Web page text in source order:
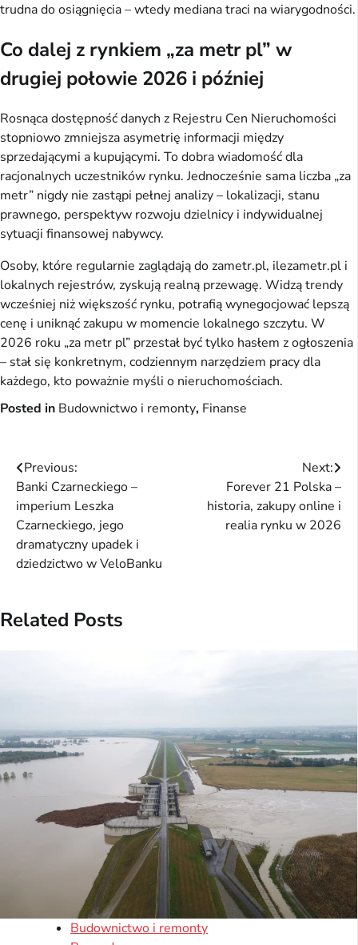
trudna do osiągnięcia – wtedy mediana traci na wiarygodności.
Co dalej z rynkiem „za metr pl” w
drugiej połowie 2026 i później
Rosnąca dostępność danych z Rejestru Cen Nieruchomości
stopniowo zmniejsza asymetrię informacji między
sprzedającymi a kupującymi. To dobra wiadomość dla
racjonalnych uczestników rynku. Jednocześnie sama liczba „za
metr” nigdy nie zastąpi pełnej analizy – lokalizacji, stanu
prawnego, perspektyw rozwoju dzielnicy i indywidualnej
sytuacji finansowej nabywcy.
Osoby, które regularnie zaglądają do zametr.pl, ilezametr.pl i
lokalnych rejestrów, zyskują realną przewagę. Widzą trendy
wcześniej niż większość rynku, potrafią wynegocjować lepszą
cenę i uniknąć zakupu w momencie lokalnego szczytu. W
2026 roku „za metr pl” przestał być tylko hasłem z ogłoszenia
– stał się konkretnym, codziennym narzędziem pracy dla
każdego, kto poważnie myśli o nieruchomościach.
Posted in Budownictwo i remonty, Finanse
Nawigacja
wpisu
Previous:
Banki Czarneckiego –
imperium Leszka
Czarneckiego, jego
dramatyczny upadek i
dziedzictwo w VeloBanku
Next:
Forever 21 Polska –
historia, zakupy online i
realia rynku w 2026
Related Posts
Budownictwo i remonty